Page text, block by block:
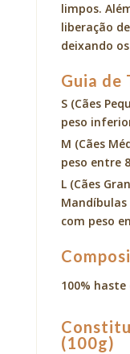
limpos.
liberação
deixando
Guia de
S (Cães
peso
M (Cães
peso entre
L (Cães
Mandíbulas
com peso
100% haste
(100g)